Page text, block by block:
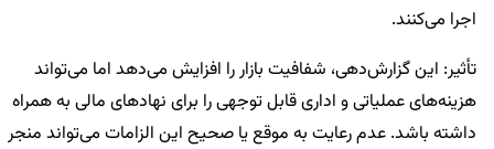
اجرا می‌کنند.
تأثیر: این گزارش‌دهی، شفافیت بازار را افزایش می‌دهد اما می‌تواند
هزینه‌های عملیاتی و اداری قابل توجهی را برای نهادهای مالی به همراه
داشته باشد. عدم رعایت به موقع یا صحیح این الزامات می‌تواند منجر